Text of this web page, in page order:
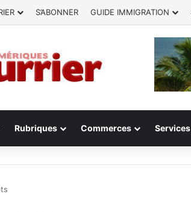
S’ABONNER GUIDE IMMIGRATION
Rubriques Commerces Services